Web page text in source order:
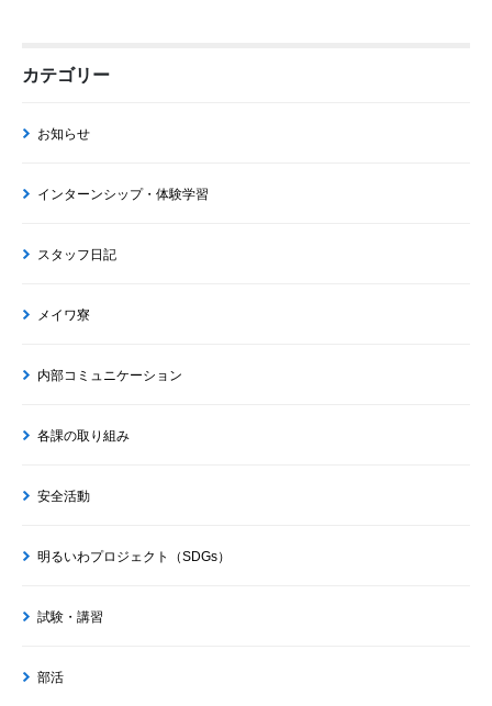
カテゴリー
お知らせ
インターンシップ・体験学習
スタッフ日記
メイワ寮
内部コミュニケーション
各課の取り組み
安全活動
明るいわプロジェクト（SDGs）
試験・講習
部活